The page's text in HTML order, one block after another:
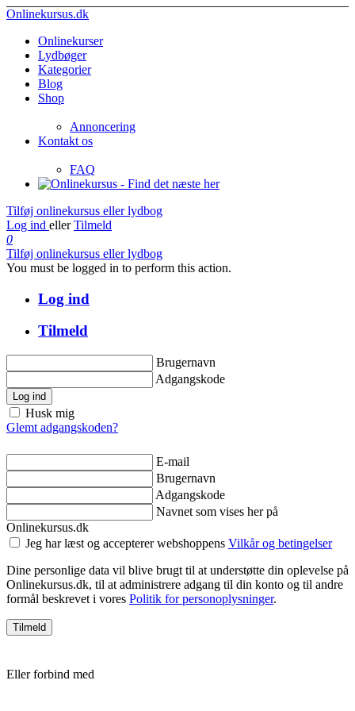
Onlinekursus.dk
Onlinekurser
Lydbøger
Kategorier
Blog
Shop
Annoncering
Kontakt os
FAQ
Tilføj onlinekursus eller lydbog
Log ind eller Tilmeld
0
Tilføj onlinekursus eller lydbog
You must be logged in to perform this action.
Log ind
Tilmeld
Brugernavn
Adgangskode
Log ind
Husk mig
Glemt adgangskoden?
E-mail
Brugernavn
Adgangskode
Navnet som vises her på
Onlinekursus.dk
Jeg har læst og accepterer webshoppens Vilkår og betingelser
Dine personlige data vil blive brugt til at understøtte din oplevelse på
Onlinekursus.dk, til at administrere adgang til din konto og til andre
formål beskrevet i vores Politik for personoplysninger.
Tilmeld
Eller forbind med